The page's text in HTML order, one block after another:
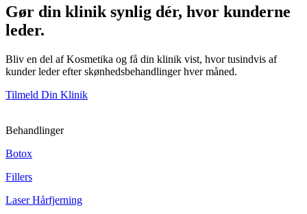
Gør din klinik synlig dér, hvor kunderne
leder.
Bliv en del af Kosmetika og få din klinik vist, hvor tusindvis af
kunder leder efter skønhedsbehandlinger hver måned.
Tilmeld Din Klinik
Behandlinger
Botox
Fillers
Laser Hårfjerning